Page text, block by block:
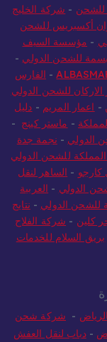
للشحن - شركة الخليج
أكسبريس للشحن
- مؤسسة السيف
للشحن الدولي -
- الفارس
الاركان للشحن الدولي
- اعمار المريم - دليل
- ماستر كينج -
الدولي - نجمة جدة
للشحن الدولي
كارجو - الساهر لنقل
الدولي - العربية
للشحن الدولي - نتايج
كلين - شركة الفلاح
بريق السلام للخدمات
- شركة شحن
-دباب لنقل العفش